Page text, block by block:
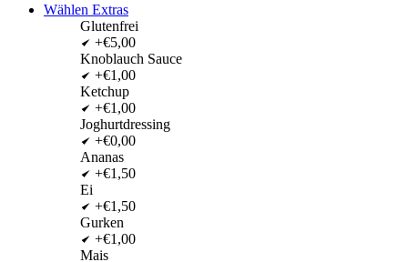
Wählen Extras
Glutenfrei
+€5,00
Knoblauch Sauce
+€1,00
Ketchup
+€1,00
Joghurtdressing
+€0,00
Ananas
+€1,50
Ei
+€1,50
Gurken
+€1,00
Mais